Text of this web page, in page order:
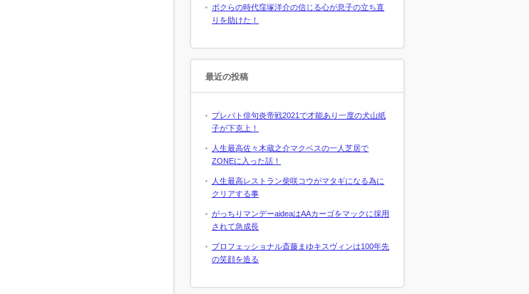
ボクらの時代窪塚洋介の信じる心が息子の立ち直
りを助けた！
最近の投稿
プレバト俳句炎帝戦2021で才能あり一度の犬山紙
子が下克上！
人生最高佐々木蔵之介マクベスの一人芝居で
ZONEに入った話！
人生最高レストラン柴咲コウがマタギになる為に
クリアする事
がっちりマンデーaideaはAAカーゴをマックに採用
されて急成長
プロフェッショナル斎藤まゆキスヴィンは100年先
の笑顔を造る